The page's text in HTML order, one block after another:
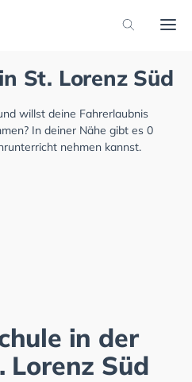
St. Lorenz Süd
willst deine Fahrerlaubnis
In deiner Nähe gibt es 0
nehmen kannst.
in der
Lorenz Süd